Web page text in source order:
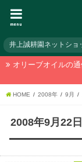
menu
井上誠耕園ネットショ
オリーブオイルの
HOME 2008年 9月
2008年9月22日